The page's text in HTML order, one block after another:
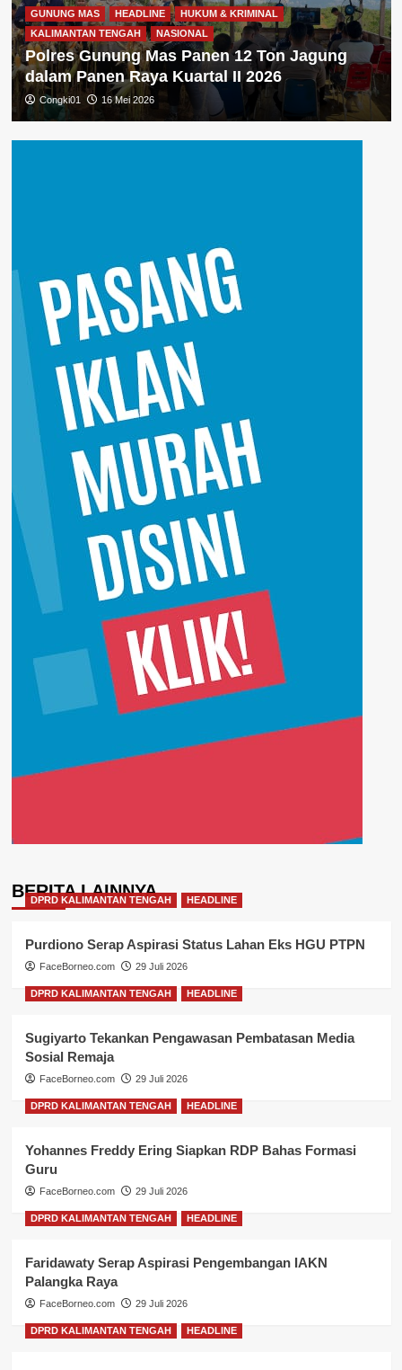
GUNUNG MAS HEADLINE
HUKUM & KRIMINAL
KALIMANTAN TENGAH
NASIONAL
Polres Gunung Mas Panen 12 Ton Jagung
dalam Panen Raya Kuartal II 2026
Congki01 16 Mei 2026
BERITA LAINNYA
DPRD KALIMANTAN TENGAH HEADLINE
Purdiono Serap Aspirasi Status Lahan Eks HGU PTPN
FaceBorneo.com 29 Juli 2026
DPRD KALIMANTAN TENGAH HEADLINE
Sugiyarto Tekankan Pengawasan Pembatasan Media
Sosial Remaja
FaceBorneo.com 29 Juli 2026
DPRD KALIMANTAN TENGAH HEADLINE
Yohannes Freddy Ering Siapkan RDP Bahas Formasi
Guru
FaceBorneo.com 29 Juli 2026
DPRD KALIMANTAN TENGAH HEADLINE
Faridawaty Serap Aspirasi Pengembangan IAKN
Palangka Raya
FaceBorneo.com 29 Juli 2026
DPRD KALIMANTAN TENGAH HEADLINE